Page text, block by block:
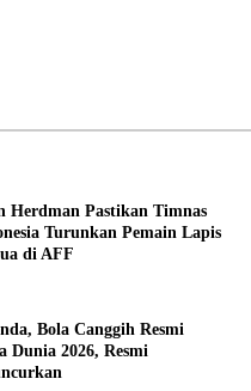
Herdman Pastikan Timnas
Turunkan Pemain Lapis
di AFF
Bola Canggih Resmi
Dunia 2026, Resmi